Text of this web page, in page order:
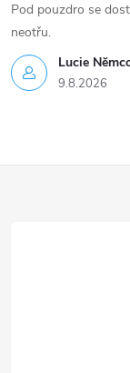
Lucie
9.8.2026
Pod pouzdro se
neotřu.